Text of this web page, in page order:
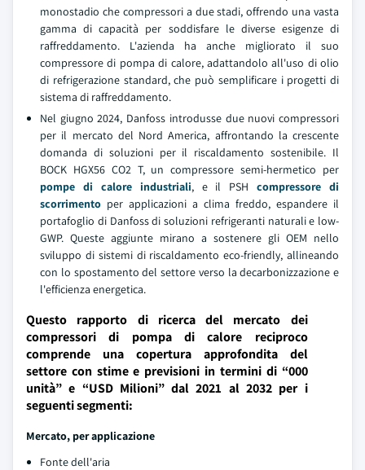
monostadio che compressori a due stadi, offrendo una vasta
gamma di capacità per soddisfare le diverse esigenze di
raffreddamento. L'azienda ha anche migliorato il suo
compressore di pompa di calore, adattandolo all'uso di olio
di refrigerazione standard, che può semplificare i progetti di
sistema di raffreddamento.
Nel giugno 2024, Danfoss introdusse due nuovi compressori
per il mercato del Nord America, affrontando la crescente
domanda di soluzioni per il riscaldamento sostenibile. Il
BOCK HGX56 CO2 T, un compressore semi-hermetico per
pompe di calore industriali, e il PSHcompressore di
scorrimento per applicazioni a clima freddo, espandere il
portafoglio di Danfoss di soluzioni refrigeranti naturali e low-
GWP. Queste aggiunte mirano a sostenere gli OEM nello
sviluppo di sistemi di riscaldamento eco-friendly, allineando
con lo spostamento del settore verso la decarbonizzazione e
l'efficienza energetica.
Questo rapporto di ricerca del mercato dei
compressori di pompa di calore reciproco
comprende una copertura approfondita del
settore con stime e previsioni in termini di “000
unità” e “USD Milioni” dal 2021 al 2032 per i
seguenti segmenti:
Mercato, per applicazione
Fonte dell'aria